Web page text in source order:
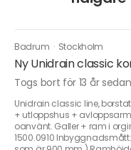
Badrum · Stockholm
Ny Unidrain classic
Togs bort för 13 år sedan
Unidrain classic line,
+ utloppshus +
oanvänt. Galler + ram i
1500.0910